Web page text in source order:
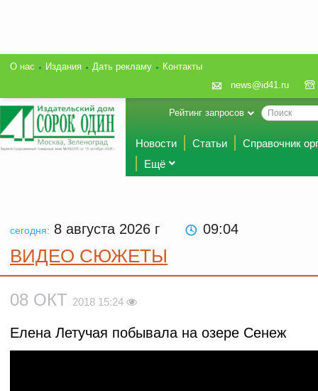
О нас Издания Дать рекламу
Контакты
news@id41.ru
Рейтинг запросов
Новости Статьи
Справочник
Ещё
сегодня: 8 августа 2026 г 09:04
ВИДЕО СЮЖЕТЫ
08 ОКТ 2018 15:24
Елена Летучая побывала на озере Сенеж